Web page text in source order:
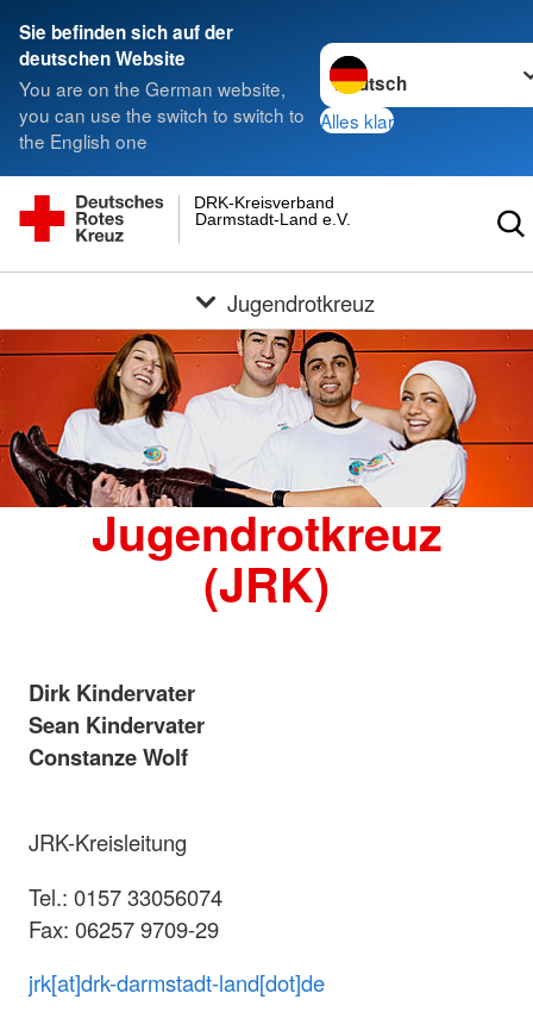
Sie befinden sich auf der
deutschen Website
You are on the German website,
you can use the switch to switch to
the English one
Sprache wechseln zu
Alles klar
Darmstadt-Land e.V.
DRK-Kreisverband
Jugendrotkreuz
Jugendrotkreuz
(JRK)
Dirk Kindervater
Sean Kindervater
Constanze Wolf
JRK-Kreisleitung
Tel.: 0157 33056074
Fax: 06257 9709-29
jrk[at]drk-darmstadt-land[dot]de